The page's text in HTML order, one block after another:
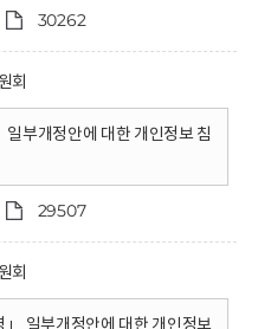
30262
회
일부개정안에 대한 개인정보 침
29507
회
」 일부개정안에 대한 개인정보